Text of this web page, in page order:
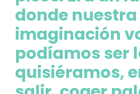
donde nuestra
imaginación
podíamos ser
quisiéramos,